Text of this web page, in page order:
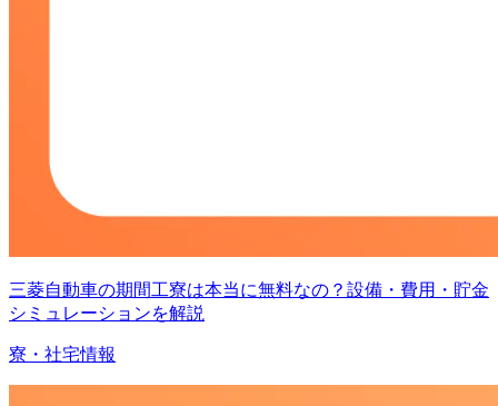
三菱自動車の期間工寮は本当に無料なの？設備・費用・貯金
シミュレーションを解説
寮・社宅情報